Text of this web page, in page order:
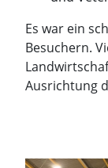
Es war ein
Besuchern.
Ausrichtung